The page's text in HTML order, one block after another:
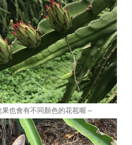
也會有不同顏色的花苞喔～